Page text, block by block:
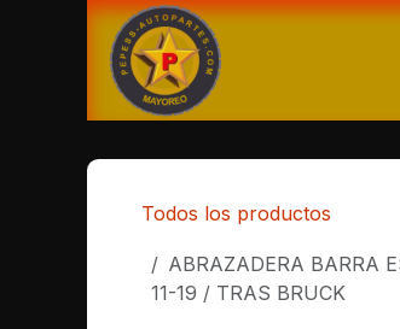
Ir al contenido
Todos los productos
ABRAZADERA BARRA
11-19 / TRAS BRUCK